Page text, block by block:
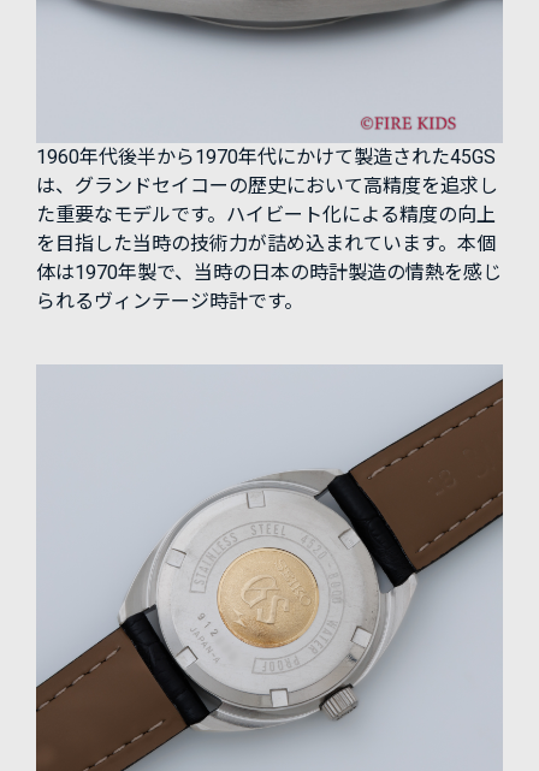
1960年代後半から1970年代にかけて製造された45GS
は、グランドセイコーの歴史において高精度を追求し
た重要なモデルです。ハイビート化による精度の向上
を目指した当時の技術力が詰め込まれています。本個
体は1970年製で、当時の日本の時計製造の情熱を感じ
られるヴィンテージ時計です。